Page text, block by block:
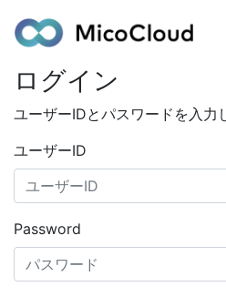
ログイン
ユーザーIDとパスワードを入力
ユーザーID
Password